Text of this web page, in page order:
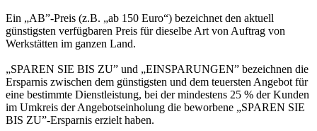
Ein „AB”-Preis (z.B. „ab 150 Euro“) bezeichnet den aktuell
günstigsten verfügbaren Preis für dieselbe Art von Auftrag von
Werkstätten im ganzen Land.
„SPAREN SIE BIS ZU” und „EINSPARUNGEN” bezeichnen die
Ersparnis zwischen dem günstigsten und dem teuersten Angebot für
eine bestimmte Dienstleistung, bei der mindestens 25 % der Kunden
im Umkreis der Angebotseinholung die beworbene „SPAREN SIE
BIS ZU”-Ersparnis erzielt haben.